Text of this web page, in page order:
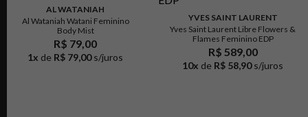
AL WATANIAH
Al Wataniah Watani Feminino
Body Mist
R$ 79,00
1x de R$ 79,00 s/juros
YVES SAINT LAURENT
Yves Saint Laurent Libre Flowers &
Flames Feminino EDP
R$ 589,00
10x de R$ 58,90 s/juros